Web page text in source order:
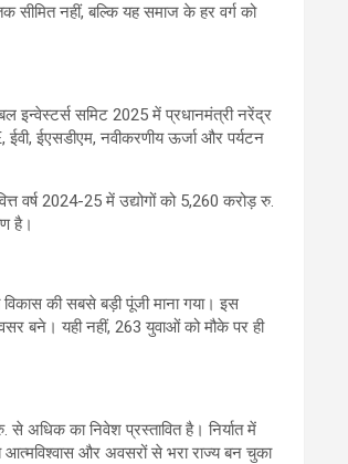
सीमित नहीं, बल्कि यह समाज के हर वर्ग को
इन्वेस्टर्स समिट 2025 में प्रधानमंत्री नरेंद्र
ईएसडीएम, नवीकरणीय ऊर्जा और पर्यटन
वर्ष 2024-25 में उद्योगों को 5,260 करोड़ रु.
है।
की सबसे बड़ी पूंजी माना गया। इस
बने। यही नहीं, 263 युवाओं को मौके पर ही
अधिक का निवेश प्रस्तावित है। निर्यात में
और अवसरों से भरा राज्य बन चुका